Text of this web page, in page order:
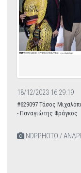
18/12/2023 16:29:19
#629097 Τάσος
- Παναγιώτης Φράγκος
NDPPHOTO /